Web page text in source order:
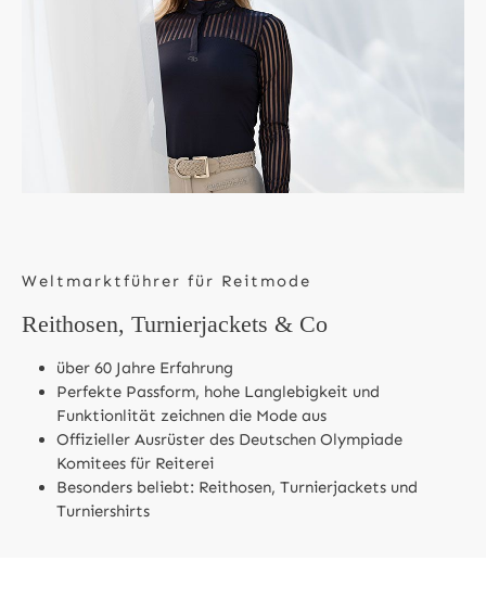
Weltmarktführer für Reitmode
Reithosen, Turnierjackets & Co
über 60 Jahre Erfahrung
Perfekte Passform, hohe Langlebigkeit und
Funktionlität zeichnen die Mode aus
Offizieller Ausrüster des Deutschen Olympiade
Komitees für Reiterei
Besonders beliebt: Reithosen, Turnierjackets und
Turniershirts